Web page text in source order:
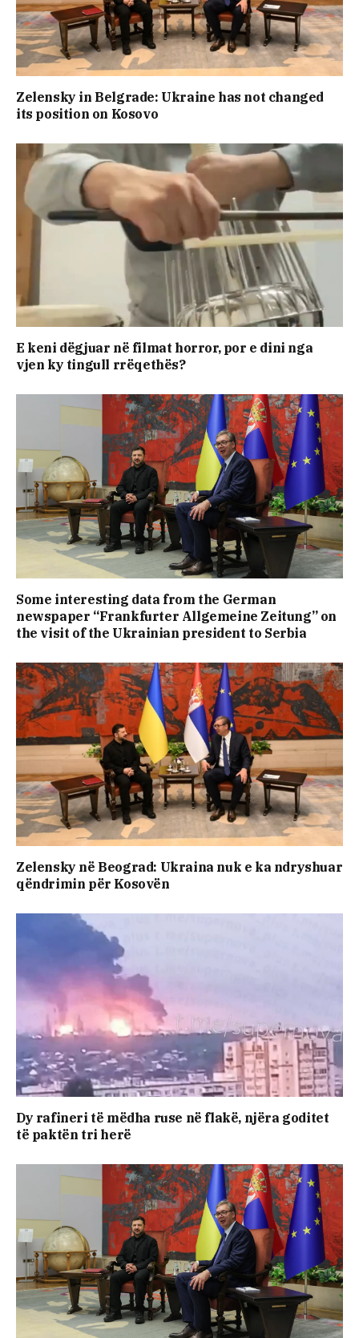
Zelensky in Belgrade: Ukraine has not changed
its position on Kosovo
E keni dëgjuar në filmat horror, por e dini nga
vjen ky tingull rrëqethës?
Some interesting data from the German
newspaper “Frankfurter Allgemeine Zeitung” on
the visit of the Ukrainian president to Serbia
Zelensky në Beograd: Ukraina nuk e ka ndryshuar
qëndrimin për Kosovën
Dy rafineri të mëdha ruse në flakë, njëra goditet
të paktën tri herë